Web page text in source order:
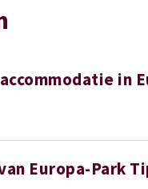
in
Europa-Park